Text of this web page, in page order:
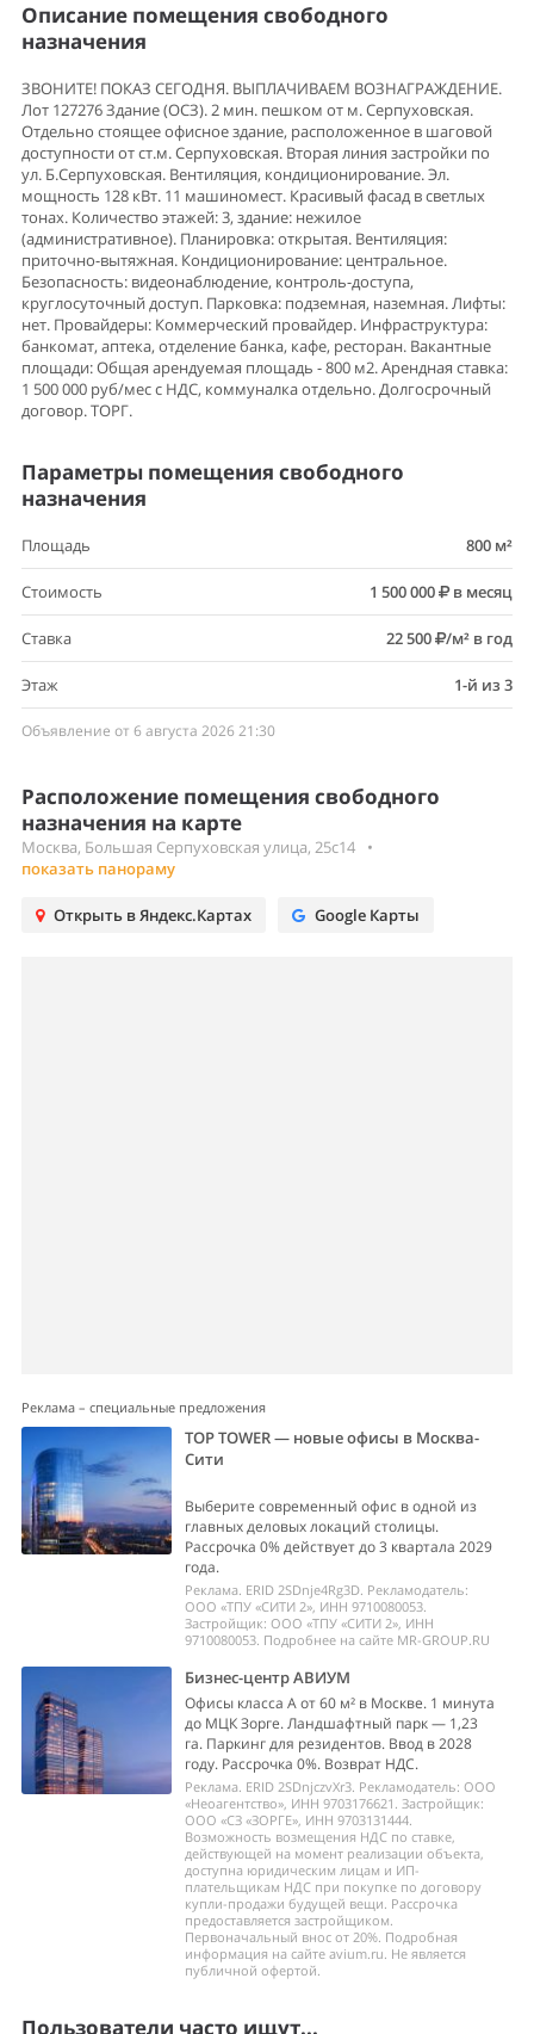
Описание помещения свободного
назначения
ЗВОНИТЕ! ПОКАЗ СЕГОДНЯ. ВЫПЛАЧИВАЕМ ВОЗНАГРАЖДЕНИЕ.
Лот 127276 Здание (ОСЗ). 2 мин. пешком от м. Серпуховская.
Отдельно стоящее офисное здание, расположенное в шаговой
доступности от ст.м. Серпуховская. Вторая линия застройки по
ул. Б.Серпуховская. Вентиляция, кондиционирование. Эл.
мощность 128 кВт. 11 машиномест. Красивый фасад в светлых
тонах. Количество этажей: 3, здание: нежилое
(административное). Планировка: открытая. Вентиляция:
приточно-вытяжная. Кондиционирование: центральное.
Безопасность: видеонаблюдение, контроль-доступа,
круглосуточный доступ. Парковка: подземная, наземная. Лифты:
нет. Провайдеры: Коммерческий провайдер. Инфраструктура:
банкомат, аптека, отделение банка, кафе, ресторан. Вакантные
площади: Общая арендуемая площадь - 800 м2. Арендная ставка:
1 500 000 руб/мес с НДС, коммуналка отдельно. Долгосрочный
договор. ТОРГ.
Параметры помещения свободного
назначения
Площадь 800 м²
Стоимость 1 500 000 в месяц
Ставка 22 500 /м² в год
Этаж 1-й из 3
Объявление от 6 августа 2026 21:30
Расположение помещения свободного
назначения на карте
Москва, Большая Серпуховская улица, 25с14
•
показать панораму
Открыть в Яндекс.Картах Google Карты
Реклама – специальные предложения
TOP TOWER — новые офисы в Москва-
Сити
Выберите современный офис в одной из
главных деловых локаций столицы.
Рассрочка 0% действует до 3 квартала 2029
года.
Реклама. ERID 2SDnje4Rg3D. Рекламодатель:
ООО «ТПУ «СИТИ 2», ИНН 9710080053.
Застройщик: ООО «ТПУ «СИТИ 2», ИНН
9710080053. Подробнее на сайте MR-GROUP.RU
Бизнес-центр АВИУМ
Офисы класса А от 60 м² в Москве. 1 минута
до МЦК Зорге. Ландшафтный парк — 1,23
га. Паркинг для резидентов. Ввод в 2028
году. Рассрочка 0%. Возврат НДС.
Реклама. ERID 2SDnjczvXr3. Рекламодатель: ООО
«Неоагентство», ИНН 9703176621. Застройщик:
ООО «СЗ «ЗОРГЕ», ИНН 9703131444.
Возможность возмещения НДС по ставке,
действующей на момент реализации объекта,
доступна юридическим лицам и ИП-
плательщикам НДС при покупке по договору
купли-продажи будущей вещи. Рассрочка
предоставляется застройщиком.
Первоначальный внос от 20%. Подробная
информация на сайте avium.ru. Не является
публичной офертой.
Пользователи часто ищут...